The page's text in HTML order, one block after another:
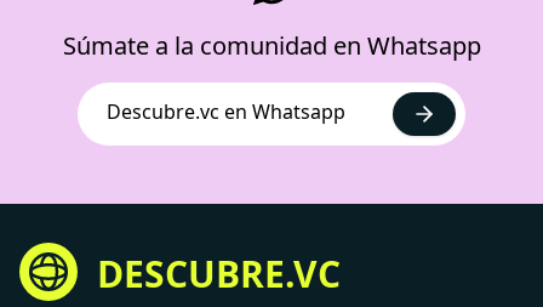
Súmate a la comunidad en Whatsapp
Descubre.vc en Whatsapp
DESCUBRE.VC